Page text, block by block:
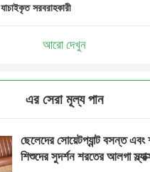
যাচাইকৃত সরবরাহকারী
আরো দেখুন
এর সেরা মূল্য পান
ছেলেদের সোয়েটপ্যান্ট বসন্ত
শিশুদের সুদর্শন শরতের আলগা